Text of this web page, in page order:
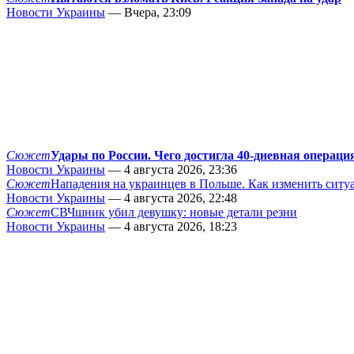
Новости Украины — Вчера, 23:09
СюжетУдары по России. Чего достигла 40-дневная
Новости Украины — 4 августа 2026, 23:36
СюжетНападения на украинцев в Польше. Как изменить
Новости Украины — 4 августа 2026, 22:48
СюжетСВЧшник убил девушку: новые детали резни
Новости Украины — 4 августа 2026, 18:23